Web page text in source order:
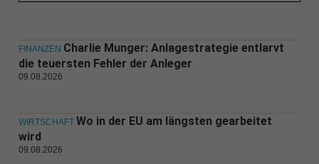
FINANZEN Charlie Munger: Anlagestrategie entlarvt
die teuersten Fehler der Anleger
09.08.2026
WIRTSCHAFT Wo in der EU am längsten gearbeitet
wird
09.08.2026